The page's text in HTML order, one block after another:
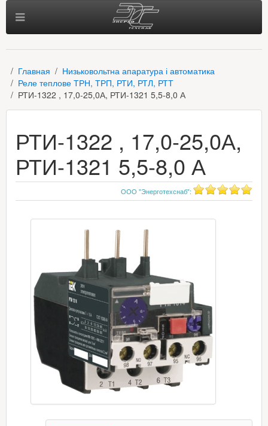
Главная
Низьковольтна апаратура і автоматика
Реле теплове ТРН, ТРП, РТИ, РТЛ, РТТ
РТИ-1322 , 17,0-25,0А, РТИ-1321 5,5-8,0 А
РТИ-1322 , 17,0-25,0А,
РТИ-1321 5,5-8,0 А
ООО "Энерготехснаб":